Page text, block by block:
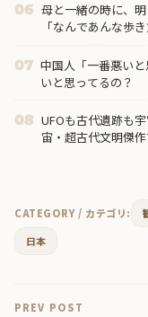
06 母と一緒の時に、
「なんであんな歩
07 中国人「一番悪い
いと思ってるの？
08 UFOも古代遺跡も
宙・超古代文明傑
CATEGORY / カテゴリ:
日本
PREV POST